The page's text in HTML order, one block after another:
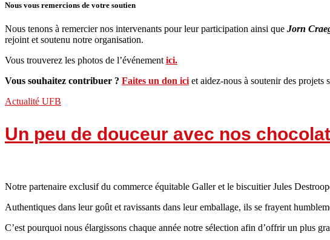
Nous vous remercions de votre soutien
Nous tenons à remercier nos intervenants pour leur participation ainsi que Jorn
rejoint et soutenu notre organisation.
Vous trouverez les photos de l’événementici.
Vous souhaitez contribuer ? Faites un don iciet aidez-nous à soutenir des projets
Actualité UFB
Un peu de douceur avec nos
Notre partenaire exclusif du commerce équitable Galler et le biscuitier Jules
Authentiques dans leur goût et ravissants dans leur emballage, ils se frayent
C’est pourquoi nous élargissons chaque année notre sélection afin d’offrir un plus